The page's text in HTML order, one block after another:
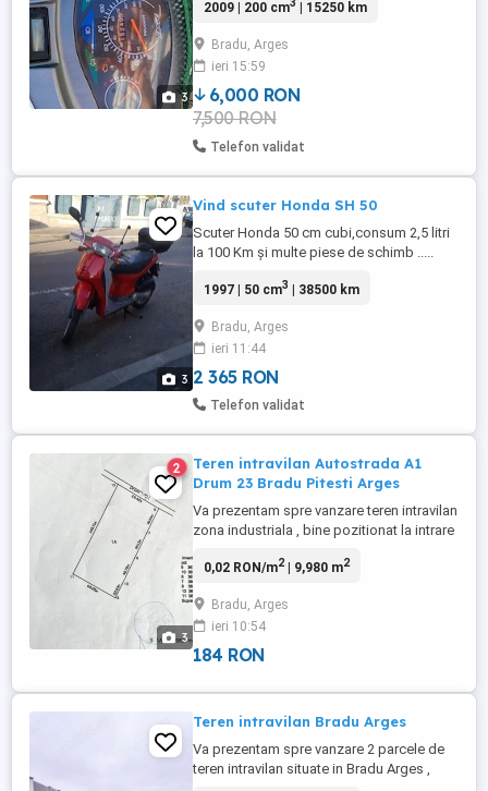
3
chei Cauciucuri noi MICHELIN Preț 6000lei
2009 | 200 cm3 | 15250 km
Bradu, Arges
ieri 15:59
6,000 RON
7,500 RON
Telefon validat
3
Vind scuter Honda SH 50
Scuter Honda 50 cm cubi,consum 2,5 litri
la 100 Km și multe piese de schimb .....
1997 | 50 cm3 | 38500 km
Bradu, Arges
ieri 11:44
2 365 RON
Telefon validat
3
2
Teren intravilan Autostrada A1
Drum 23 Bradu Pitesti Arges
Va prezentam spre vanzare teren intravilan
zona industriala , bine pozitionat la intrare
500 m de A1 Pitesti - Bucuresti , avand
70 m, toate utilitatile in zona : apa , gaze ,
canalizare , curent . Pretabil pentru
dezvoltarea ...
0,02 RON/m2| 9,980 m2
Bradu, Arges
ieri 10:54
184 RON
Teren intravilan Bradu Arges
Va prezentam spre vanzare 2 parcele de
teren intravilan situate in Bradu Arges ,